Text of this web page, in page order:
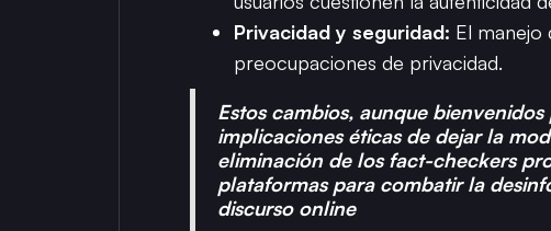
Privacidad y seguridad: El manejo
preocupaciones de privacidad.
Estos cambios, aunque
implicaciones éticas de dejar la
eliminación de los fact-checkers
plataformas para combatir la
discurso online